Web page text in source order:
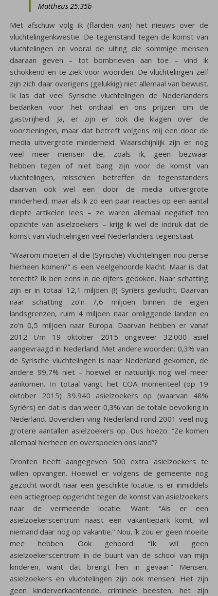
Mattheüs 25:35b
Met afschuw volg ik (flarden van) het nieuws over de
vluchtelingenkwestie. De tegenstand tegen de komst van
vluchtelingen en vooral de uiting die sommige mensen
daaraan geven – tot bombrieven aan toe – vind ik
schokkend en te ziek voor woorden. De vluchtelingen zelf
zijn zich daar overigens (gelukkig) niet allemaal van bewust.
Ik las dat veel Syrische vluchtelingen de Nederlanders
bedanken voor het onthaal en ons prijzen om de
gastvrijheid. Ja, er zijn er ook die klagen over de
voorzieningen, maar dat betreft volgens mij een door de
media uitvergrote minderheid. Waarschijnlijk zijn er nog
veel meer mensen die, zoals ik, geen bezwaar
hebben tegen of niet bang zijn voor de komst van
vluchtelingen, misschien betreffen de tegenstanders
daarvan ook wel een door de media uitvergrote
minderheid, maar als ik zo een paar reacties op een aantal
diepte artikelen lees – ze waren allemaal negatief ten
opzichte van asielzoekers – krijg ik wel de indruk dat de
komst van vluchtelingen veel Nederlanders tegenstaat.
“Waarom moeten al die (Syrische) vluchtelingen nou perse
hierheen komen?” is een veelgehoorde klacht. Maar is dat
terecht? Ik ben eens in de cijfers gedoken. Naar schatting
zijn er in totaal 12,1 miljoen (!) Syriërs gevlucht. Daarvan
naar schatting zo’n 7,6 miljoen binnen de eigen
landsgrenzen, ruim 4 miljoen naar omliggende landen en
zo’n 0,5 miljoen naar Europa. Daarvan hebben er vanaf
2012 t/m 19 oktober 2015 ongeveer 32.000 asiel
aangevraagd in Nederland. Met andere woorden: 0,3% van
de Syrische vluchtelingen is naar Nederland gekomen, de
andere 99,7% niet – hoewel er natuurlijk nog wel meer
aankomen. In totaal vangt het COA momenteel (op 19
oktober 2015) 39.940 asielzoekers op (waarvan 48%
Syriërs) en dat is dan weer 0,3% van de totale bevolking in
Nederland. Bovendien ving Nederland rond 2001 veel nog
grotere aantallen asielzoekers op. Dus hoezo: “Ze komen
allemaal hierheen en overspoelen ons land”?
Dronten heeft aangegeven 500 extra asielzoekers te
willen opvangen. Hoewel er volgens de gemeente nog
gezocht wordt naar een geschikte locatie, is er inmiddels
een actiegroep opgericht tegen de komst van asielzoekers
naar de vermeende locatie. Want: “Als er een
asielzoekerscentrum naast een vakantiepark komt, wil
niemand daar nog op vakantie.” Nou, ík zou er geen moeite
mee hebben. Ook gehoord: “Ik wil geen
asielzoekerscentrum in de buurt van de school van mijn
kinderen, want dat brengt hen in gevaar.” Mensen,
asielzoekers en vluchtelingen zijn ook mensen! Het zijn
geen kinderverkachtende, criminele beesten, het zijn